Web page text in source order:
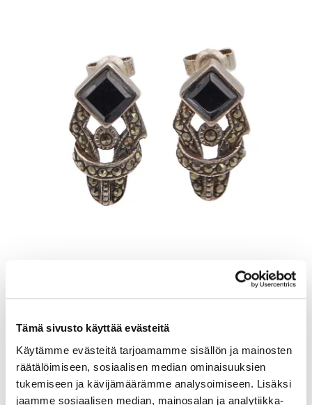
Tämä sivusto käyttää evästeitä
Käytämme evästeitä tarjoamamme sisällön ja mainosten
räätälöimiseen, sosiaalisen median ominaisuuksien
tukemiseen ja kävijämäärämme analysoimiseen. Lisäksi
jaamme sosiaalisen median, mainosalan ja analytiikka-
Vuosaaren Pantti
17.8.2026 20:12:00